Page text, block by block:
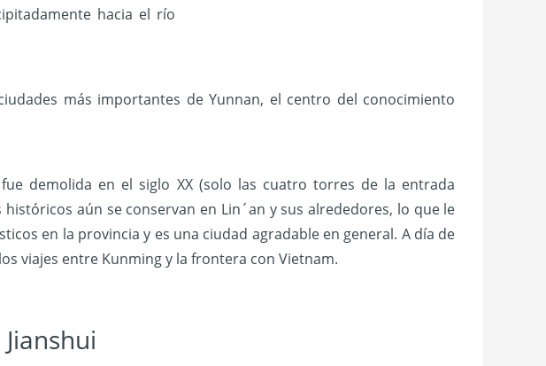
hacia el río
más importantes de Yunnan, el centro del conocimiento
demolida en el siglo XX (solo las cuatro torres de la entrada
aún se conservan en Lin´an y sus alrededores, lo que le
en la provincia y es una ciudad agradable en general. A día de
viajes entre Kunming y la frontera con Vietnam.